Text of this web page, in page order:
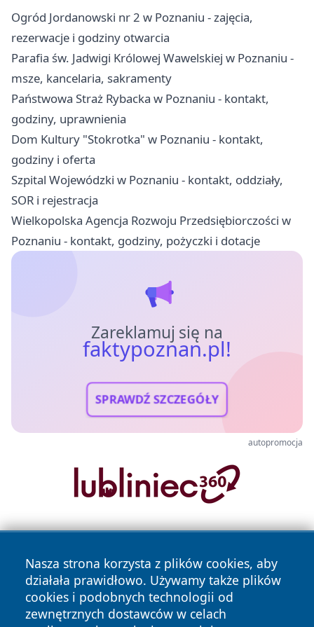
Ogród Jordanowski nr 2 w Poznaniu - zajęcia,
rezerwacje i godziny otwarcia
Parafia św. Jadwigi Królowej Wawelskiej w Poznaniu -
msze, kancelaria, sakramenty
Państwowa Straż Rybacka w Poznaniu - kontakt,
godziny, uprawnienia
Dom Kultury "Stokrotka" w Poznaniu - kontakt,
godziny i oferta
Szpital Wojewódzki w Poznaniu - kontakt, oddziały,
SOR i rejestracja
Wielkopolska Agencja Rozwoju Przedsiębiorczości w
Poznaniu - kontakt, godziny, pożyczki i dotacje
Zareklamuj się na
faktypoznan.pl!
SPRAWDŹ SZCZEGÓŁY
autopromocja
Nasza strona korzysta z plików cookies, aby
działała prawidłowo. Używamy także plików
cookies i podobnych technologii od
zewnętrznych dostawców w celach
Copyright © 2026 faktypoznan.pl Wszystkie prawa